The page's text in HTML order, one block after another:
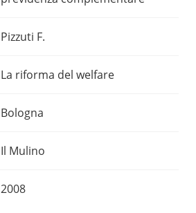
Pizzuti F.
La riforma del welfare
Bologna
Il Mulino
2008